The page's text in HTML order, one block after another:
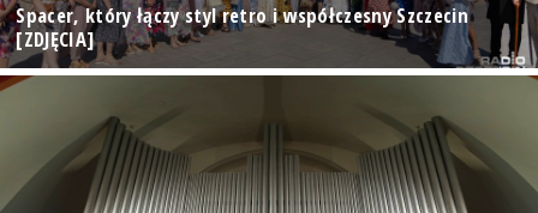
Spacer, który łączy styl retro i współczesny Szczecin
[ZDJĘCIA]